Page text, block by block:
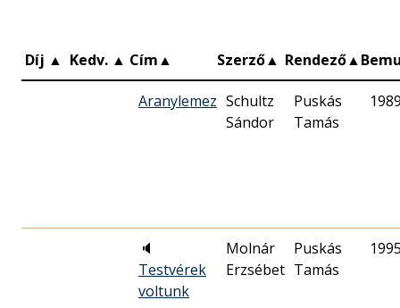
Díj ▲ Kedv. ▲ Cím▲ Szerző▲ Rendező▲
Aranylemez Schultz
Sándor
Puskás
Tamás
🔈
Testvérek
voltunk
Molnár
Erzsébet
Puskás
Tamás